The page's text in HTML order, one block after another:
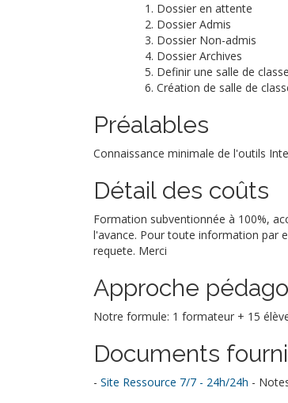
Dossier en attente
Dossier Admis
Dossier Non-admis
Dossier Archives
Definir une salle de
Création de salle de
Préalables
Connaissance minimale de l'outils
Détail des coûts
Formation subventionnée à 100%,
l'avance. Pour toute information par
requete. Merci
Approche
Notre formule: 1 formateur + 15
Documents
- Site Ressource 7/7 - 24h/24h -